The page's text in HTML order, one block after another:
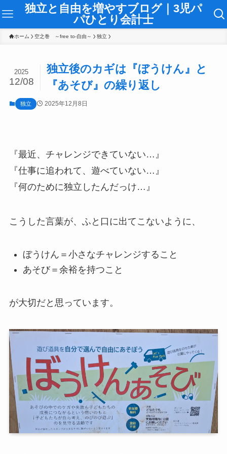
独立と自由を増やすブログ｜3児パ
パひとり会計士
ホーム 空之巻 ～free to-自由～ 独立
独立後のカギは『ぼうけん』と
『あそび』の繰り返し
2025
12/08
独立 2025年12月8日
『最近、チャレンジできていない…』
『仕事に追われて、遊べていない…』
『何のために独立したんだっけ…』
こうした言葉が、ふと口に出てこないように、
ぼうけん＝小さなチャレンジすること
あそび＝余裕を持つこと
が大切だと思っています。